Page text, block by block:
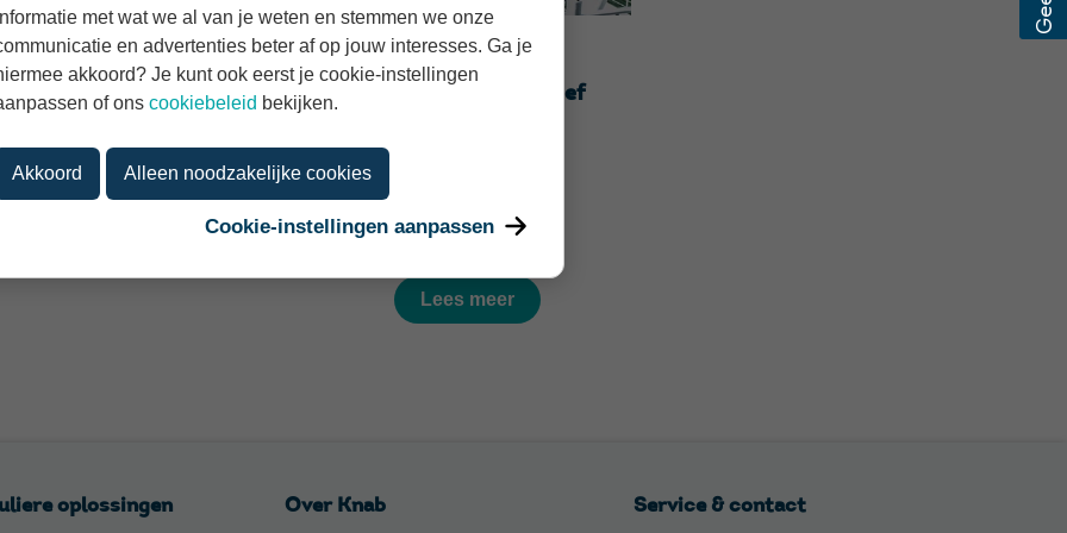
der Scheer
2025: een jaar
doorWillem van der Scheer
Terugblik beleggen: positief
november 2025
Lees meer
oplossingen Over Knab Service & contact
met wat we al van je weten en stemmen we onze
en advertenties beter af op jouw interesses. Ga je
akkoord? Je kunt ook eerst je cookie-instellingen
of ons cookiebeleid bekijken.
Akkoord Alleen noodzakelijke cookies
Cookie-instellingen aanpassen